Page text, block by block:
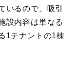
いるので、吸引
設内容は単なる
1テナントの1棟